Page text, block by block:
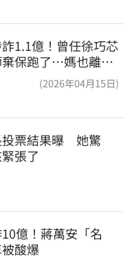
1.1億！曾任徐巧芯
棄保跑了…媽也離
(2026年04月15日)
票結果曝　她驚
張了
億！蔣萬安「名
酸爆